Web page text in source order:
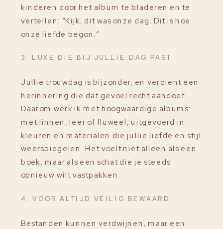
kinderen door het album te bladeren en te
vertellen: “Kijk, dit was onze dag. Dit is hoe
onze liefde begon.”
3. LUXE DIE BIJ JULLIE DAG PAST
Jullie trouwdag is bijzonder, en verdient een
herinnering die dat gevoel recht aandoet.
Daarom werk ik met hoogwaardige albums:
met linnen, leer of fluweel, uitgevoerd in
kleuren en materialen die jullie liefde en stijl
weerspiegelen. Het voelt niet alleen als een
boek, maar als een schat die je steeds
opnieuw wilt vastpakken.
4. VOOR ALTIJD VEILIG BEWAARD
Bestanden kunnen verdwijnen, maar een